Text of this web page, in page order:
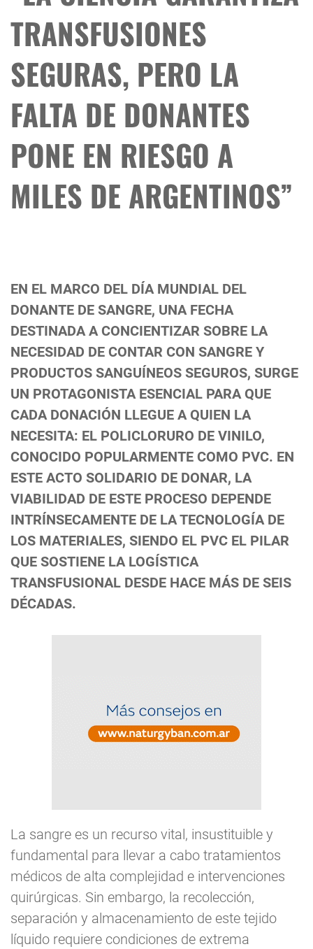
TRANSFUSIONES
SEGURAS, PERO LA
FALTA DE DONANTES
PONE EN RIESGO A
MILES DE ARGENTINOS”
EN EL MARCO DEL DÍA MUNDIAL DEL
DONANTE DE SANGRE, UNA FECHA
DESTINADA A CONCIENTIZAR SOBRE LA
NECESIDAD DE CONTAR CON SANGRE Y
PRODUCTOS SANGUÍNEOS SEGUROS, SURGE
UN PROTAGONISTA ESENCIAL PARA QUE
CADA DONACIÓN LLEGUE A QUIEN LA
NECESITA: EL POLICLORURO DE VINILO,
CONOCIDO POPULARMENTE COMO PVC. EN
ESTE ACTO SOLIDARIO DE DONAR, LA
VIABILIDAD DE ESTE PROCESO DEPENDE
INTRÍNSECAMENTE DE LA TECNOLOGÍA DE
LOS MATERIALES, SIENDO EL PVC EL PILAR
QUE SOSTIENE LA LOGÍSTICA
TRANSFUSIONAL DESDE HACE MÁS DE SEIS
DÉCADAS.
La sangre es un recurso vital, insustituible y
fundamental para llevar a cabo tratamientos
médicos de alta complejidad e intervenciones
quirúrgicas. Sin embargo, la recolección,
separación y almacenamiento de este tejido
líquido requiere condiciones de extrema